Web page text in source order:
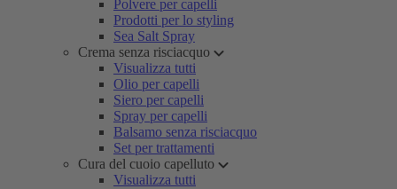
Polvere per capelli
Prodotti per lo styling
Sea Salt Spray
Crema senza risciacquo
Visualizza tutti
Olio per capelli
Siero per capelli
Spray per capelli
Balsamo senza risciacquo
Set per trattamenti
Cura del cuoio capelluto
Visualizza tutti